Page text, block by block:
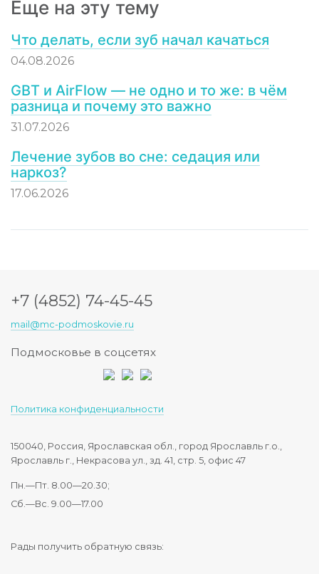
Еще на эту тему
Что делать, если зуб начал качаться
04.08.2026
GBT и AirFlow — не одно и то же: в чём
разница и почему это важно
31.07.2026
Лечение зубов во сне: седация или
наркоз?
17.06.2026
+7 (4852) 74-45-45
mail@mc-podmoskovie.ru
Подмосковье в соцсетях
Политика конфиденциальности
150040, Россия, Ярославская обл., город Ярославль г.о.,
Ярославль г., Некрасова ул., зд. 41, стр. 5, офис 47
Пн.—Пт. 8.00—20.30;
Сб.—Вс. 9.00—17.00
Рады получить обратную связь: